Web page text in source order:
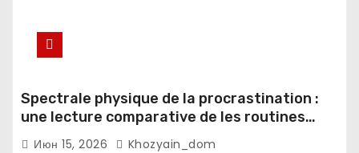
Spectrale physique de la procrastination :
une lecture comparative de les routines
numeriques et les notifications mobiles
Июн 15, 2026 Khozyain_dom